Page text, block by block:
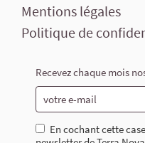
Mentions légales
Politique de
Recevez chaque mois
En cochant cette